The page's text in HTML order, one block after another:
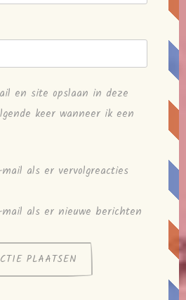
en site opslaan in deze
keer wanneer ik een
als er vervolgreacties
als er nieuwe berichten